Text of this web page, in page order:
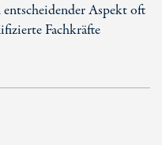
Aspekt oft
Fachkräfte